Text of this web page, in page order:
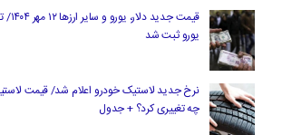
قیمت
یورو ثبت شد
نرخ جدید لاستیک خودرو اعلام شد/ قیمت
چه تغییری کرد؟ + جدول